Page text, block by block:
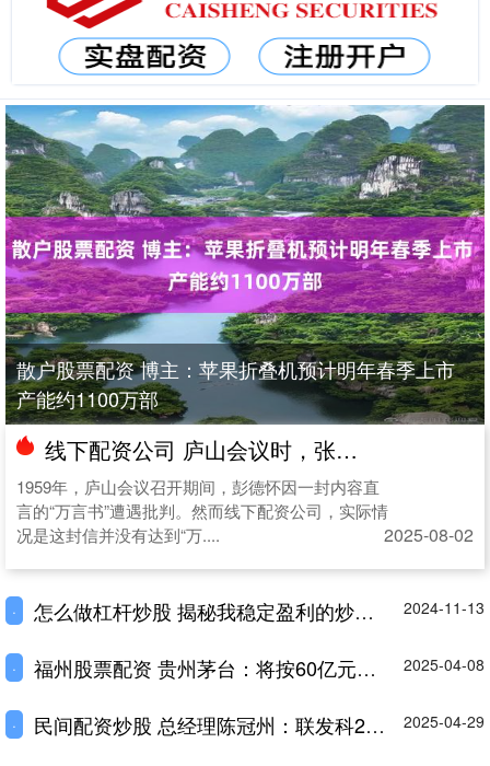
散户股票配资 博主：苹果折叠机预计明年春季上市
产能约1100万部
线下配资公司 庐山会议时，张闻天也写了一封“万言书”，比彭德怀更激烈_批判_内容_意见书
2025-08-02
1959年，庐山会议召开期间，彭德怀因一封内容直
言的“万言书”遭遇批判。然而线下配资公司，实际情
况是这封信并没有达到“万....
· 怎么做杠杆炒股 揭秘我稳定盈利的炒股模式，轻松实现财富增长 2024-11-13
· 福州股票配资 贵州茅台：将按60亿元上限金额回购剩余股份，并已着手起草新一轮回购方案 2025-04-08
· 民间配资炒股 总经理陈冠州：联发科2024年中国大陆旗舰手机芯片市占约四成 2025-04-29